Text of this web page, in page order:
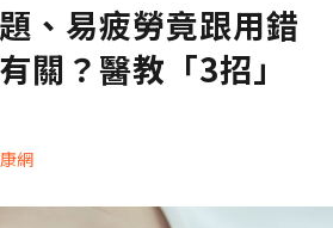
、易疲勞竟跟用錯
關？醫教「3招」
網